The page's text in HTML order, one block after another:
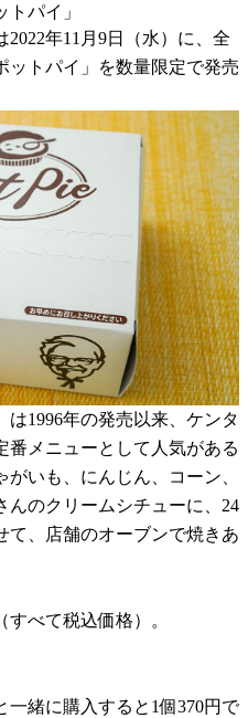
パイ」
年11月9日（水）に、全
ットパイ」を数量限定で発売
は1996年の発売以来、ケンタ
番メニューとして人気がある
いも、にんじん、コーン、
んのクリームシチューに、24
て、店舗のオーブンで焼きあ
べて税込価格）。
緒に購入すると1個370円で